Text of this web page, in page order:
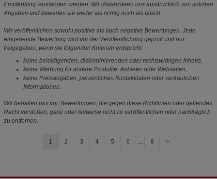
Empfehlung verstanden werden. Wir distanzieren uns ausdrücklich von solchen
Angaben und bewerten sie weder als richtig noch als falsch.
Wir veröffentlichen sowohl positive als auch negative Bewertungen. Jede
eingehende Bewertung wird vor der Veröffentlichung geprüft und nur
freigegeben, wenn sie folgenden Kriterien entspricht:
keine beleidigenden, diskriminierenden oder rechtswidrigen Inhalte,
keine Werbung für andere Produkte, Anbieter oder Webseiten,
keine Preisangaben, persönlichen Kontaktdaten oder vertraulichen
Informationen.
Wir behalten uns vor, Bewertungen, die gegen diese Richtlinien oder geltendes
Recht verstoßen, ganz oder teilweise nicht zu veröffentlichen oder nachträglich
zu entfernen.
1 2 3 4 5 6 8 >